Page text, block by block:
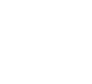
ー多め